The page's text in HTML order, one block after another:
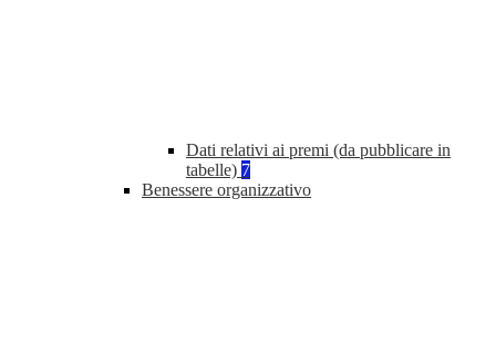
Dati relativi ai premi (da pubblicare in
tabelle) 7
Benessere organizzativo